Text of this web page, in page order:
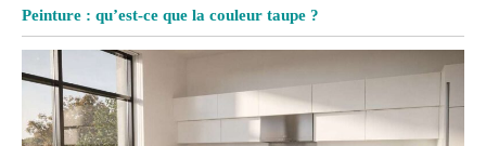
Peinture : qu’est-ce que la couleur taupe ?